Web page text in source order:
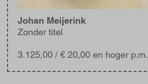
Johan Meijerink
Zonder titel
3.125,00 / € 20,00 en hoger p.m.